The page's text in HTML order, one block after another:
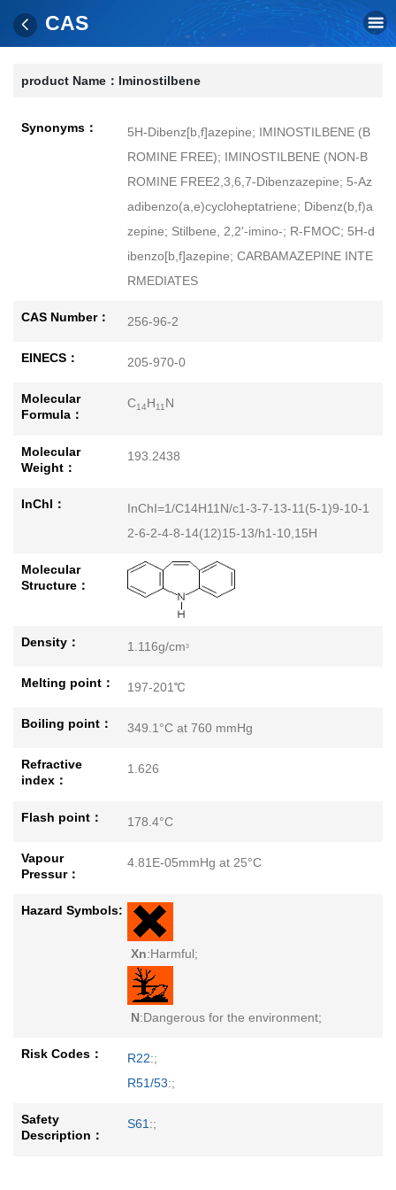
CAS
product Name： Iminostilbene
Synonyms：
5H-Dibenz[b,f]azepine; IMINOSTILBENE (B
ROMINE FREE); IMINOSTILBENE (NON-B
ROMINE FREE2,3,6,7-Dibenzazepine; 5-Az
adibenzo(a,e)cycloheptatriene; Dibenz(b,f)a
zepine; Stilbene, 2,2'-imino-; R-FMOC; 5H-d
ibenzo[b,f]azepine; CARBAMAZEPINE INTE
RMEDIATES
CAS Number： 256-96-2
EINECS： 205-970-0
Molecular
Formula：
C14H11 N
Molecular
Weight：
193.2438
InChI：
InChI=1/C14H11N/c1-3-7-13-11(5-1)9-10-1
2-6-2-4-8-14(12)15-13/h1-10,15H
Molecular
Structure：
Density： 1.116g/cm3
Melting point： 197-201℃
Boiling point： 349.1°C at 760 mmHg
Refractive
index：
1.626
Flash point： 178.4°C
Vapour
Pressur：
4.81E-05mmHg at 25°C
Hazard Symbols:
Xn:Harmful;
N:Dangerous for the environment;
Risk Codes： R22:;
R51/53:;
Safety
Description：
S61:;